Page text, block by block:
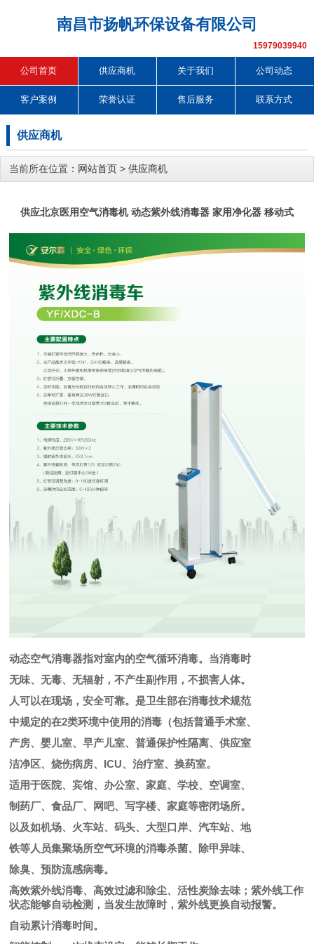
南昌市扬帆环保设备有限公司
15979039940
公司首页 供应商机 关于我们 公司动态
客户案例 荣誉认证 售后服务 联系方式
供应商机
当前所在位置： 网站首页 > 供应商机
供应北京医用空气消毒机 动态紫外线消毒器 家用净化器 移动式
动态空气消毒器指对室内的空气循环消毒。当消毒时
无味、无毒、无辐射，不产生副作用，不损害人体。
人可以在现场，安全可靠。是卫生部在消毒技术规范
中规定的在2类环境中使用的消毒（包括普通手术室、
产房、婴儿室、早产儿室、普通保护性隔离、供应室
洁净区、烧伤病房、ICU、治疗室、换药室。
适用于医院、宾馆、办公室、家庭、学校、空调室、
制药厂、食品厂、网吧、写字楼、家庭等密闭场所。
以及如机场、火车站、码头、大型口岸、汽车站、地
铁等人员集聚场所空气环境的消毒杀菌、除甲异味、
除臭、预防流感病毒。
高效紫外线消毒、高效过滤和除尘、活性炭除去味；紫外线工作
状态能够自动检测，当发生故障时，紫外线更换自动报警。
自动累计消毒时间。